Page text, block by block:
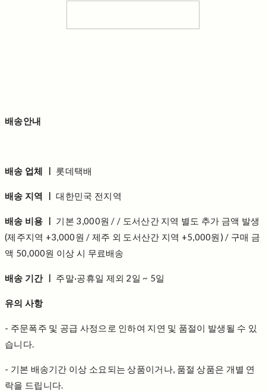
배송안내
배송 업체 ㅣ 롯데택배
배송 지역 ㅣ대한민국 전지역
배송 비용 ㅣ 기본 3,000원 / / 도서산간 지역 별도 추가 금액 발생
(제주지역 +3,000원 / 제주 외 도서산간 지역 +5,000원) / 구매 금
액 50,000원 이상 시 무료배송
배송 기간 ㅣ 주말·공휴일 제외 2일 ~ 5일
유의 사항
- 주문폭주 및 공급 사정으로 인하여 지연 및 품절이 발생될 수 있
습니다.
- 기본 배송기간 이상 소요되는 상품이거나, 품절 상품은 개별 연
락을 드립니다.